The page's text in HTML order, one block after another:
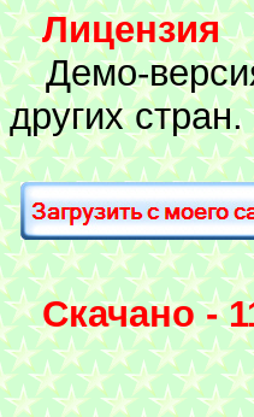
Лицензия
Демо-
других стран.
Скачано -